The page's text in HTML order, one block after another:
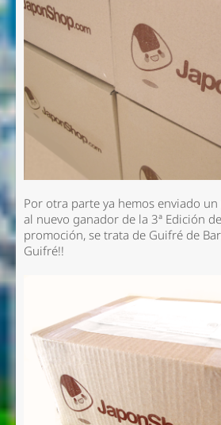
Por otra parte ya hemos enviado
al nuevo ganador de la 3ª Edición
promoción, se trata de Guifré de
Guifré!!